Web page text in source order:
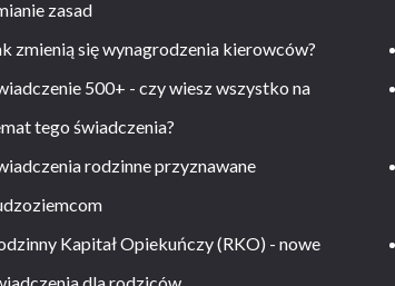
zasad
zmienią się wynagrodzenia kierowców?
500+ - czy wiesz wszystko na
tego świadczenia?
rodzinne przyznawane
Kapitał Opiekuńczy (RKO) - nowe